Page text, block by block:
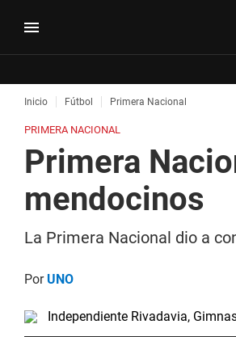
Inicio Fútbol Primera Nacional
PRIMERA NACIONAL
Primera
mendocinos
La Primera Nacional dio a
PorUNO